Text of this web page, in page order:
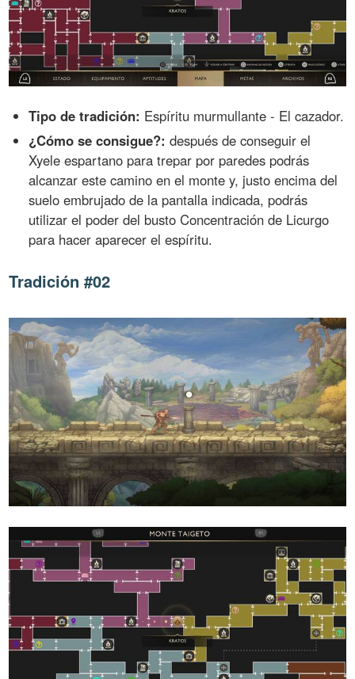
Tipo de tradición: Espíritu murmullante - El cazador.
¿Cómo se consigue?: después de conseguir el
Xyele espartano para trepar por paredes podrás
alcanzar este camino en el monte y, justo encima del
suelo embrujado de la pantalla indicada, podrás
utilizar el poder del busto Concentración de Licurgo
para hacer aparecer el espíritu.
Tradición #02